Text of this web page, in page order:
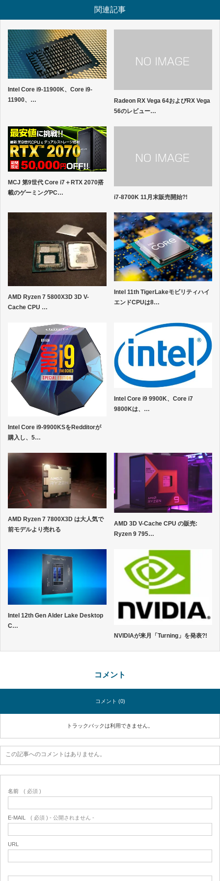
関連記事
Intel Core i9-11900K、Core i9-
11900、…
Radeon RX Vega 64およびRX Vega
56のレビュー…
MCJ 第9世代 Core i7＋RTX 2070搭
載のゲーミングPC…
i7-8700K 11月末販売開始?!
AMD Ryzen 7 5800X3D 3D V-
Cache CPU …
Intel 11th TigerLakeモビリティハイ
エンドCPUは8…
Intel Core i9-9900KSをRedditorが
購入し、5…
Intel Core i9 9900K、Core i7
9800Kは、…
AMD Ryzen 7 7800X3D は大人気で
前モデルより売れる
AMD 3D V-Cache CPU の販売:
Ryzen 9 795…
Intel 12th Gen Alder Lake Desktop
C…
NVIDIAが来月「Turning」を発表?!
コメント
コメント (0)
トラックバックは利用できません。
この記事へのコメントはありません。
名前 ( 必須 )
E-MAIL ( 必須 ) - 公開されません -
URL